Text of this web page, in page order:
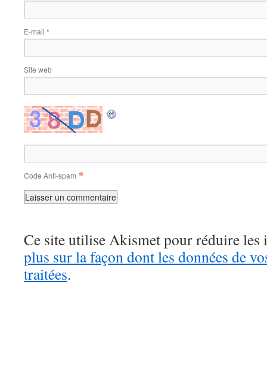
E-mail *
Site web
Code Anti-spam *
Ce site utilise Akismet pour réduire les
plus sur la façon dont les données de
traitées.